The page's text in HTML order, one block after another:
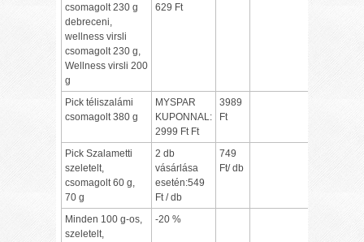
csomagolt 230 g
debreceni,
wellness virsli
csomagolt 230 g,
Wellness virsli 200
g
629 Ft
Pick téliszalámi
csomagolt 380 g
MYSPAR
KUPONNAL:
2999 Ft Ft
3989
Ft
Pick Szalametti
szeletelt,
csomagolt 60 g,
70 g
2 db
vásárlása
esetén:549
Ft / db
749
Ft/ db
Minden 100 g-os,
szeletelt,
-20 %